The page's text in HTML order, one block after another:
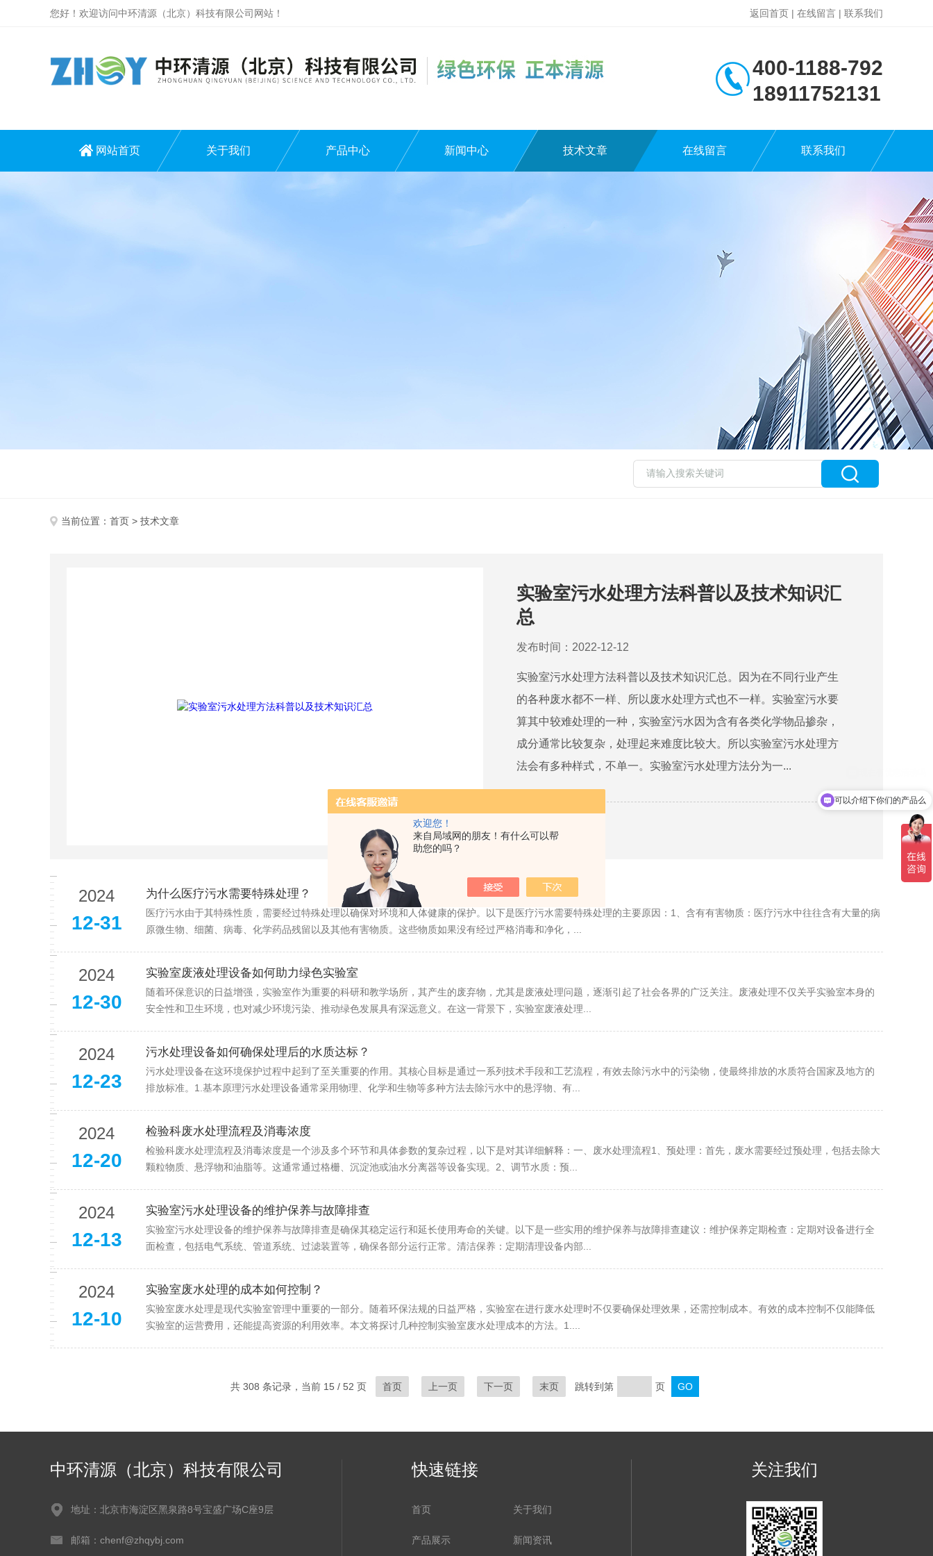
欢迎您！
来自局域网的朋友！有什么可以帮
助您的吗？
您好！欢迎访问中环清源（北京）科技有限公司网站！ 返回首页 | 在线留言 | 联系我们
400-1188-792
18911752131
网站首页 关于我们 产品中心 新闻中心 技术文章 在线留言 联系我们
当前位置： 首页 > 技术文章
实验室污水处理方法科普以及技术知识汇
总
发布时间：2022-12-12
实验室污水处理方法科普以及技术知识汇总。因为在不同行业产生
的各种废水都不一样、所以废水处理方式也不一样。实验室污水要
算其中较难处理的一种，实验室污水因为含有各类化学物品掺杂，
成分通常比较复杂，处理起来难度比较大。所以实验室污水处理方
法会有多种样式，不单一。实验室污水处理方法分为一...
2024
12-31
为什么医疗污水需要特殊处理？
医疗污水由于其特殊性质，需要经过特殊处理以确保对环境和人体健康的保护。以下是医疗污水需要特殊处理的主要原因：1、含有有害物质：医疗污水中往往含有大量的病
原微生物、细菌、病毒、化学药品残留以及其他有害物质。这些物质如果没有经过严格消毒和净化，...
2024
12-30
实验室废液处理设备如何助力绿色实验室
随着环保意识的日益增强，实验室作为重要的科研和教学场所，其产生的废弃物，尤其是废液处理问题，逐渐引起了社会各界的广泛关注。废液处理不仅关乎实验室本身的
安全性和卫生环境，也对减少环境污染、推动绿色发展具有深远意义。在这一背景下，实验室废液处理...
2024
12-23
污水处理设备如何确保处理后的水质达标？
污水处理设备在这环境保护过程中起到了至关重要的作用。其核心目标是通过一系列技术手段和工艺流程，有效去除污水中的污染物，使最终排放的水质符合国家及地方的
排放标准。1.基本原理污水处理设备通常采用物理、化学和生物等多种方法去除污水中的悬浮物、有...
2024
12-20
检验科废水处理流程及消毒浓度
检验科废水处理流程及消毒浓度是一个涉及多个环节和具体参数的复杂过程，以下是对其详细解释：一、废水处理流程1、预处理：首先，废水需要经过预处理，包括去除大
颗粒物质、悬浮物和油脂等。这通常通过格栅、沉淀池或油水分离器等设备实现。2、调节水质：预...
2024
12-13
实验室污水处理设备的维护保养与故障排查
实验室污水处理设备的维护保养与故障排查是确保其稳定运行和延长使用寿命的关键。以下是一些实用的维护保养与故障排查建议：维护保养定期检查：定期对设备进行全
面检查，包括电气系统、管道系统、过滤装置等，确保各部分运行正常。清洁保养：定期清理设备内部...
2024
12-10
实验室废水处理的成本如何控制？
实验室废水处理是现代实验室管理中重要的一部分。随着环保法规的日益严格，实验室在进行废水处理时不仅要确保处理效果，还需控制成本。有效的成本控制不仅能降低
实验室的运营费用，还能提高资源的利用效率。本文将探讨几种控制实验室废水处理成本的方法。1....
共 308 条记录，当前 15 / 52 页 首页 上一页 下一页 末页 跳转到第 页
中环清源（北京）科技有限公司
地址：北京市海淀区黑泉路8号宝盛广场C座9层
邮箱：chenf@zhqybj.com
快速链接
首页 关于我们
产品展示 新闻资讯
关注我们
可以介绍下你们的产品么